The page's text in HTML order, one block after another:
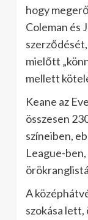
hogy
Coleman és
mielőtt
mellett
Keane az
összesen
színeiben,
League-ben,
A
szokása lett,